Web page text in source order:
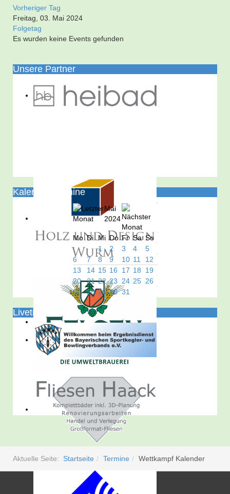
Vorheriger Tag
Freitag, 03. Mai 2024
Folgetag
Es wurden keine Events gefunden
Unsere Partner
Kalender/Termine
Mai
2024
Mo Di Mi Do Fr Sa So
1
2 3 4
5
6
7 8 9 10 11
12
13
14 15 16 17 18
19
20
21 22 23 24 25 26
27
28 29 30 31
Liveticker
Aktuelle Seite: Startseite Termine Wettkampf Kalender